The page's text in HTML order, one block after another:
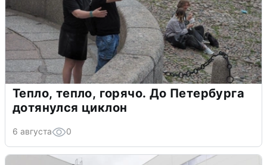
Тепло, тепло, горячо. До Петербурга
дотянулся циклон
6 августа 0